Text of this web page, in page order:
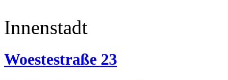
Innenstadt
Woestestraße 23